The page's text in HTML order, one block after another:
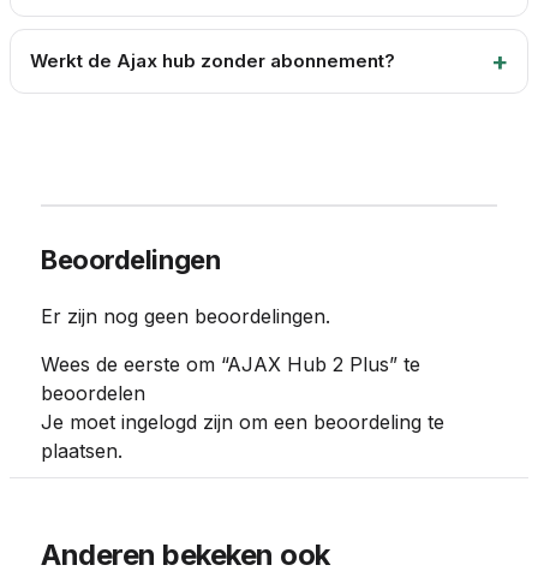
Werkt de Ajax hub zonder abonnement?
Beoordelingen
Er zijn nog geen beoordelingen.
Wees de eerste om “AJAX Hub 2 Plus” te
beoordelen
Je moet ingelogd zijn om een beoordeling te
plaatsen.
Anderen bekeken ook